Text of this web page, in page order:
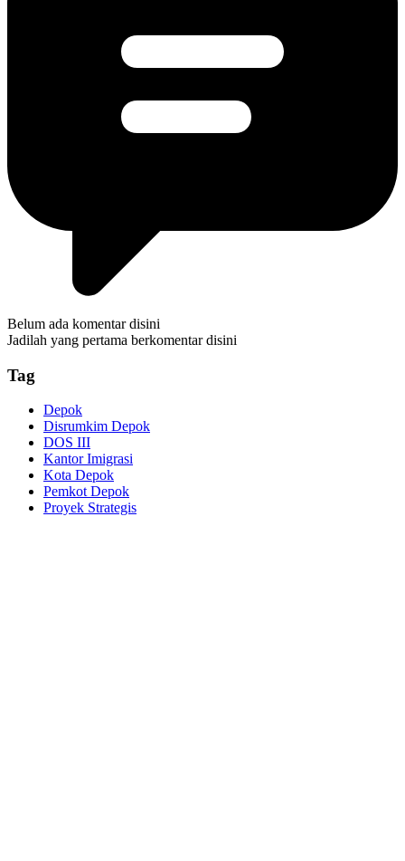
Belum ada komentar disini
Jadilah yang pertama berkomentar disini
Tag
Depok
Disrumkim Depok
DOS III
Kantor Imigrasi
Kota Depok
Pemkot Depok
Proyek Strategis